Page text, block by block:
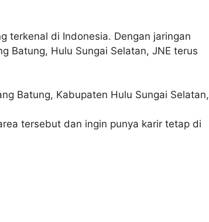
terkenal di Indonesia. Dengan jaringan
Batung, Hulu Sungai Selatan, JNE terus
Batung, Kabupaten Hulu Sungai Selatan,
tersebut dan ingin punya karir tetap di